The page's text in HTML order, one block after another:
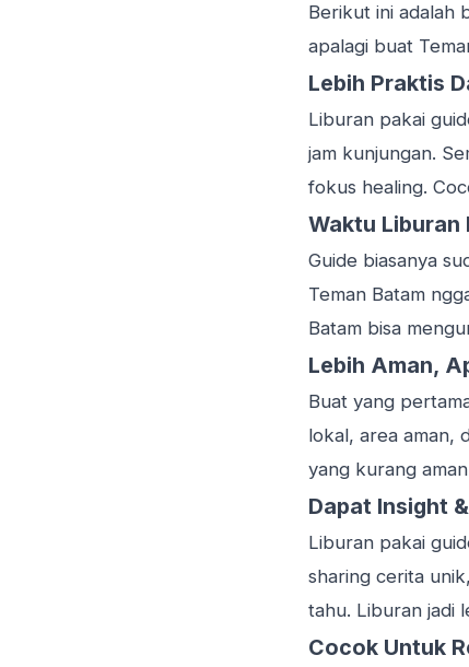
Berikut ini adalah
apalagi buat
Lebih Praktis
Liburan pakai
jam kunjungan.
fokus healing.
Waktu Liburan
Guide biasanya
Teman Batam
Batam bisa
Lebih Aman,
Buat yang
lokal, area aman,
yang kurang
Dapat Insight
Liburan pakai
sharing cerita
tahu. Liburan jadi
Cocok Untuk